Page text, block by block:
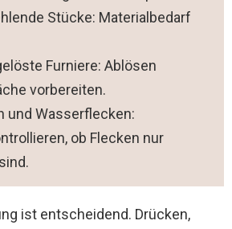
Stücke: Materialbedarf
Furniere: Ablösen
vorbereiten.
und Wasserflecken:
ob Flecken nur
ist entscheidend. Drücken,